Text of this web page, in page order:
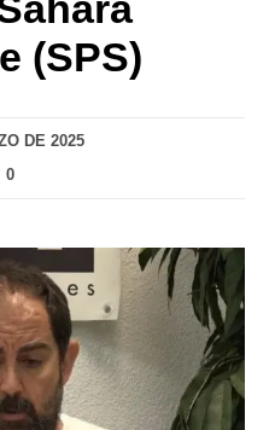
(SPS)
DE 2025
0